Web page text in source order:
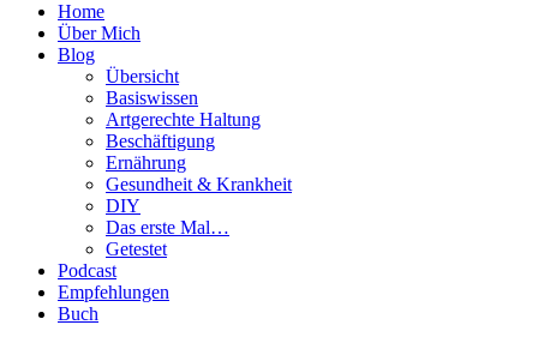
Home
Über Mich
Blog
Übersicht
Basiswissen
Artgerechte Haltung
Beschäftigung
Ernährung
Gesundheit & Krankheit
DIY
Das erste Mal…
Getestet
Podcast
Empfehlungen
Buch